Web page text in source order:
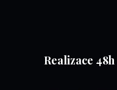
Realizace 48h